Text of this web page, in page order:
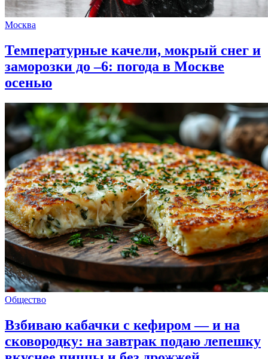
Москва
Температурные качели, мокрый снег и
заморозки до –6: погода в Москве
осенью
Общество
Взбиваю кабачки с кефиром — и на
сковородку: на завтрак подаю лепешку